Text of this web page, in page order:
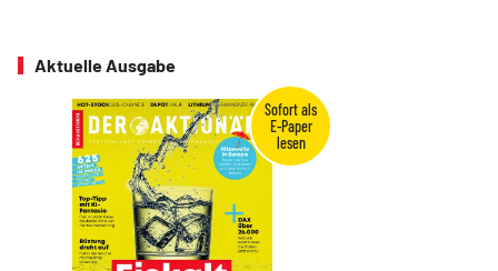
Aktuelle Ausgabe